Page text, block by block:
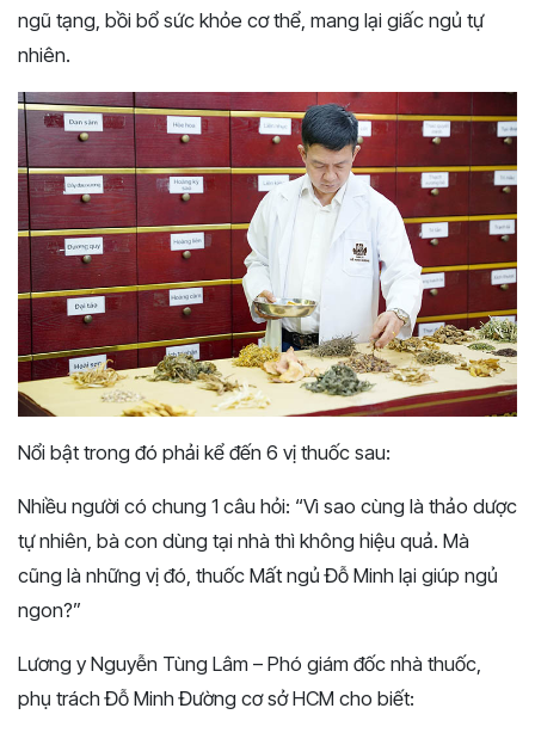
ngũ tạng, bồi bổ sức khỏe cơ thể, mang lại giấc ngủ tự
nhiên.
Nổi bật trong đó phải kể đến 6 vị thuốc sau:
Nhiều người có chung 1 câu hỏi: “Vì sao cùng là thảo dược
tự nhiên, bà con dùng tại nhà thì không hiệu quả. Mà
cũng là những vị đó, thuốc Mất ngủ Đỗ Minh lại giúp ngủ
ngon?”
Lương y Nguyễn Tùng Lâm – Phó giám đốc nhà thuốc,
phụ trách Đỗ Minh Đường cơ sở HCM cho biết: